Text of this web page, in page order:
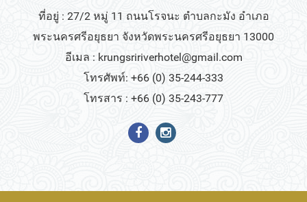
ที่อยู่ : 27/2 หมู่ 11 ถนนโรจนะ ตำบลกะมัง อำเภอ
พระนครศรีอยุธยา จังหวัดพระนครศรีอยุธยา 13000
อีเมล : krungsririverhotel@gmail.com
โทรศัพท์: +66 (0) 35-244-333
โทรสาร : +66 (0) 35-243-777